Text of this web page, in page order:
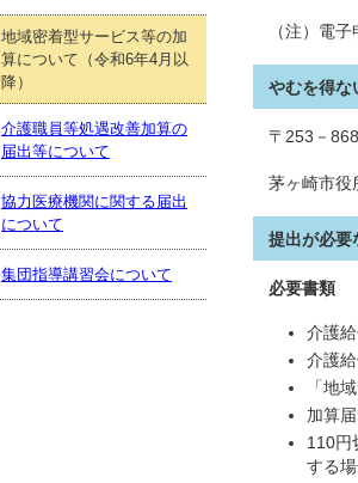
（注）電
やむを得な
〒253－
茅ヶ崎市
提出が必要
必要書類
介護
介護
「地
加算
110円
する
地域密着型サービス等の加
算について（令和6年4月以
降）
介護職員等処遇改善加算の
届出等について
協力医療機関に関する届出
について
集団指導講習会について